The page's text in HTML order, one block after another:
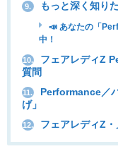
9. もっと深く知り
📣 あなたの「
中！
10.
フェアレディZ
質問
11.
Performance／
げ」
12. フェアレディZ